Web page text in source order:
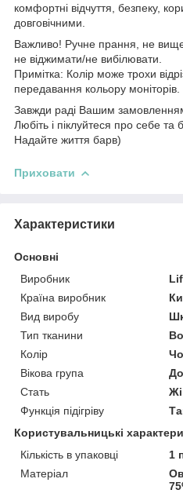
комфортні відчуття, безпеку,
довговічними.
Важливо! Ручне прання, не
не віджимати/не вибілювати.
Примітка: Колір може трохи
передавання кольору моніторів.
Завжди раді Вашим замовленням
Любіть і піклуйтеся про себе та
Надайте життя барв)
Приховати
Характеристики
Основні
Виробник
Країна виробник
Вид виробу
Тип тканини
Колір
Вікова група
Стать
Функція підігріву
Користувальницькі
Кількість в упаковці
1
Матеріал